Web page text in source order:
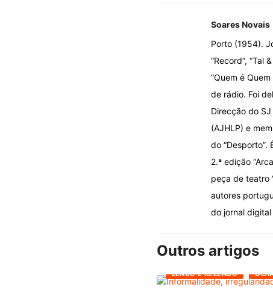
Soares Novais
Porto (1954).
“Record”, “Tal
“Quem é
de rádio. Foi
Direcção do
(AJHLP) e
do “Desporto”.
2.ª edição
peça de teatro
autores
do jornal digital
Outros artigos
LENDO E RELENDO